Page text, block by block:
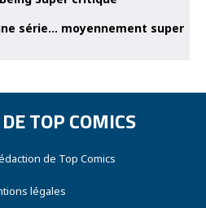
série… moyennement super
TOP COMICS
de Top Comics
légales